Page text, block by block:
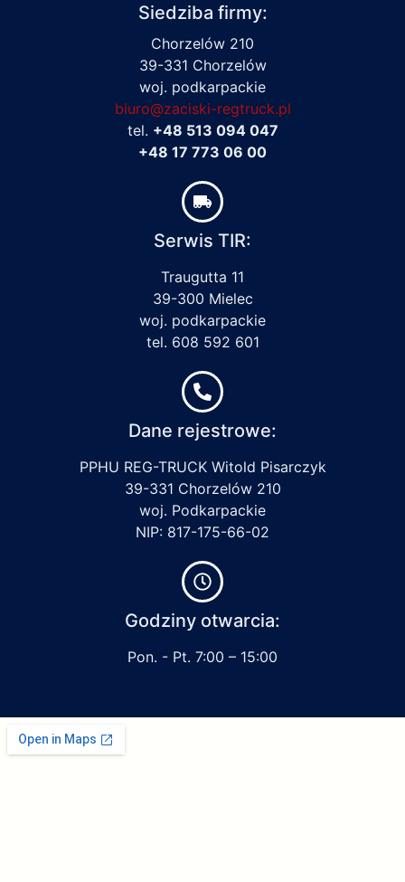
Siedziba firmy:
Chorzelów 210
39-331 Chorzelów
woj. podkarpackie
biuro@zaciski-regtruck.pl
tel. +48 513 094 047
+48 17 773 06 00
Serwis TIR:
Traugutta 11
39-300 Mielec
woj. podkarpackie
tel. 608 592 601
Dane rejestrowe:
PPHU REG-TRUCK Witold Pisarczyk
39-331 Chorzelów 210
woj. Podkarpackie
NIP: 817-175-66-02
Godziny otwarcia:
Pon. - Pt. 7:00 – 15:00